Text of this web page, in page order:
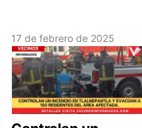
17 de febrero de 2025